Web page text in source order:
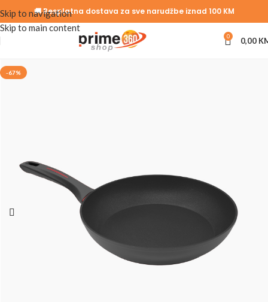
Skip to navigation
Skip to main content
🚚 Besplatna dostava za sve narudžbe iznad 100 KM
0 0,00
-67%